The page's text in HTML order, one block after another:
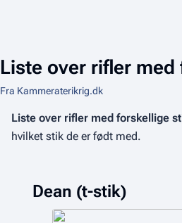
Liste over rifler
Fra Kammeraterikrig.dk
Liste over rifler med forskellige
hvilket stik de er født med.
Dean (t-stik)